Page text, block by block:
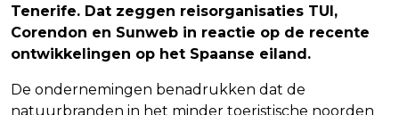
Tenerife. Dat zeggen reisorganisaties TUI,
Corendon en Sunweb in reactie op de recente
ontwikkelingen op het Spaanse eiland.
De ondernemingen benadrukken dat de
natuurbranden in het minder toeristische noorden